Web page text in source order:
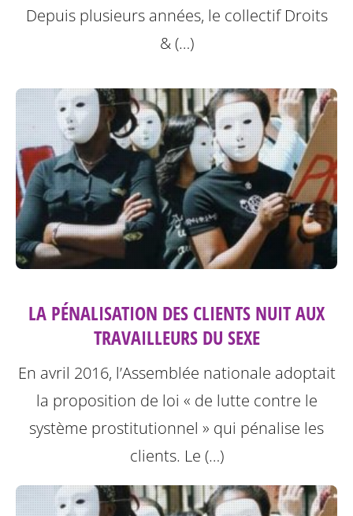
Depuis plusieurs années, le collectif Droits
& (…)
LA PÉNALISATION DES CLIENTS NUIT AUX
TRAVAILLEURS DU SEXE
En avril 2016, l’Assemblée nationale adoptait
la proposition de loi « de lutte contre le
système prostitutionnel » qui pénalise les
clients. Le (…)